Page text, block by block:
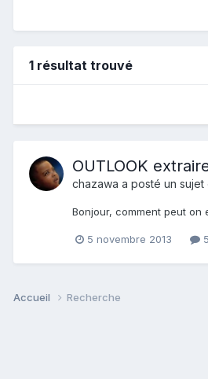
1 résultat trouvé
OUTLOOK
chazawa a posté un sujet
Bonjour, comment peut
5 novembre 2013
Accueil Recherche